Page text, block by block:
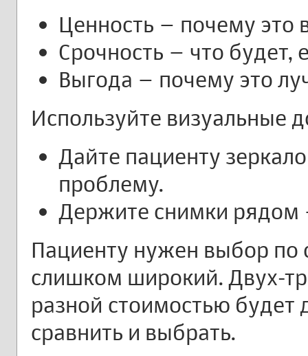
Ценность – почему это
Срочность – что будет,
Выгода – почему это
Используйте визуальные
Дайте пациенту
проблему.
Держите снимки рядом
Пациенту нужен выбор по
слишком широкий. Двух-
разной стоимостью будет
сравнить и выбрать.